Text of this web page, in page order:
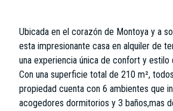
Ubicada en el corazón de Montoya y a
esta impresionante casa en alquiler de
una experiencia única de confort y estilo
Con una superficie total de 210 m²,
propiedad cuenta con 6 ambientes que
acogedores dormitorios y 3 baños,mas